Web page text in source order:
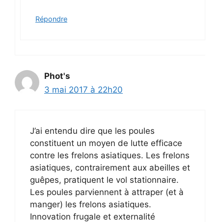
Répondre
Phot's
3 mai 2017 à 22h20
J’ai entendu dire que les poules
constituent un moyen de lutte efficace
contre les frelons asiatiques. Les frelons
asiatiques, contrairement aux abeilles et
guêpes, pratiquent le vol stationnaire.
Les poules parviennent à attraper (et à
manger) les frelons asiatiques.
Innovation frugale et externalité